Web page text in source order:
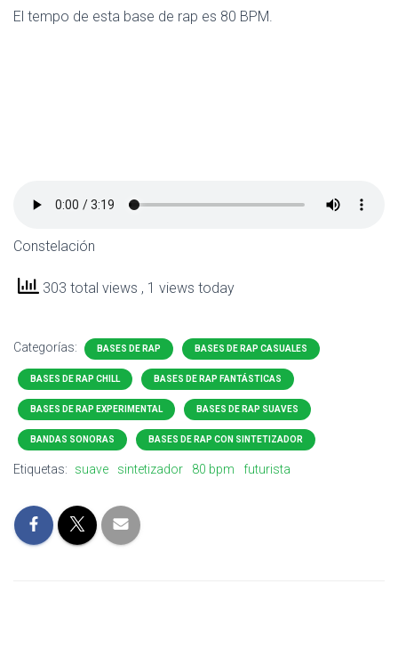
El tempo de esta base de rap es 80 BPM.
Constelación
303 total views , 1 views today
Categorías: BASES DE RAP BASES DE RAP CASUALES
BASES DE RAP CHILL BASES DE RAP FANTÁSTICAS
BASES DE RAP EXPERIMENTAL BASES DE RAP SUAVES
BANDAS SONORAS BASES DE RAP CON SINTETIZADOR
Etiquetas: suave sintetizador 80 bpm futurista